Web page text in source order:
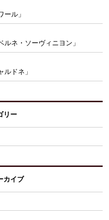
ル」
ネ・ソーヴィニヨン」
ドネ」
リー
カイブ